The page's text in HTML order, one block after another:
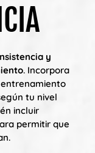
y
. Incorpora
tu nivel
incluir
permitir que